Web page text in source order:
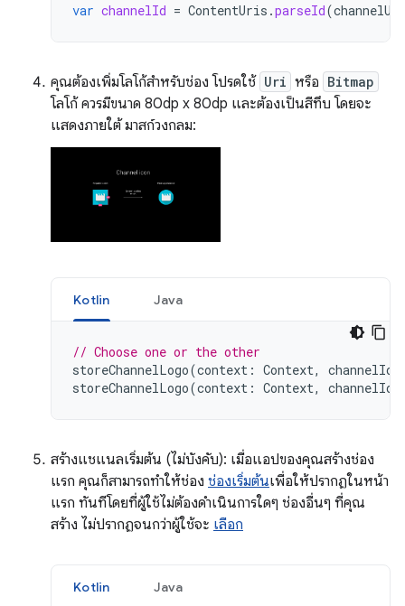
var channelId = ContentUris .parseId(channelUri
คุณต้องเพิ่มโลโก้สำหรับช่อง โปรดใช้ Uri หรือ Bitmap
โลโก้ ควรมีขนาด 80dp x 80dp และต้องเป็นสีทึบ โดยจะ
แสดงภายใต้ มาสก์วงกลม:
Kotlin Java
// Choose one or the other
storeChannelLogo(context : Context, channelId
storeChannelLogo(context : Context, channelId
สร้างแชแนลเริ่มต้น (ไม่บังคับ): เมื่อแอปของคุณสร้างช่อง
แรก คุณก็สามารถทำให้ช่อง ช่องเริ่มต้นเพื่อให้ปรากฏในหน้า
แรก ทันทีโดยที่ผู้ใช้ไม่ต้องดำเนินการใดๆ ช่องอื่นๆ ที่คุณ
สร้าง ไม่ปรากฏจนกว่าผู้ใช้จะ เลือก
Kotlin Java